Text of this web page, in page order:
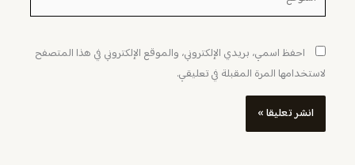
احفظ اسمي، بريدي الإلكتروني، والموقع الإلكتروني في هذا المتصفح
لاستخدامها المرة المقبلة في تعليقي.